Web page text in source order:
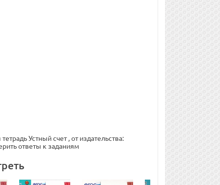
Устный счет , от издательства:
ответы к заданиям